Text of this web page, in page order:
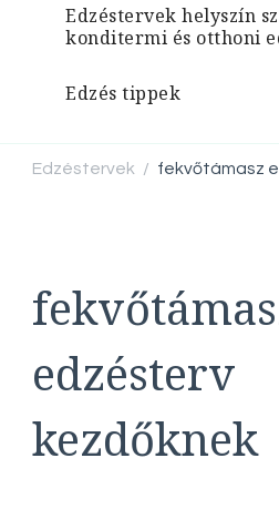
Edzéstervek helyszín
konditermi és otthoni
Edzés tippek
Edzéstervek / fekvőtámasz
edzésterv
kezdőknek